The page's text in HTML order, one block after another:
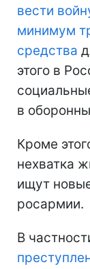
вести
минимум
средства
этого в
в
Кроме
нехватка
ищут
росармии.
В